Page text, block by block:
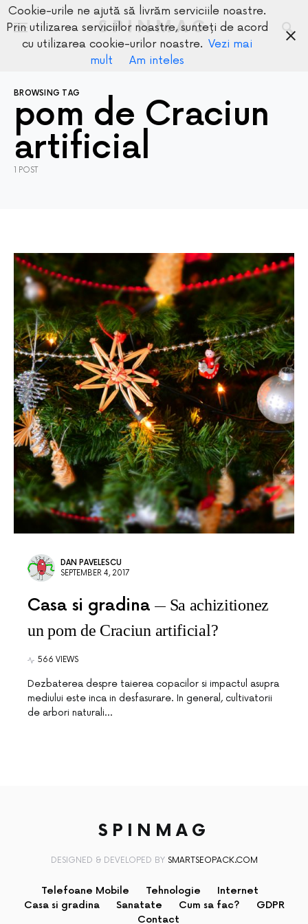
SPINMAG
BROWSING TAG
pom de Craciun
artificial
1 POST
DAN PAVELESCU
SEPTEMBER 4, 2017
Casa si gradina
Sa achizitionez
un pom de Craciun artificial?
566 VIEWS
Dezbaterea despre taierea copacilor si impactul asupra
mediului este inca in desfasurare. In general, cultivatorii
de arbori naturali…
SPINMAG
DESIGNED & DEVELOPED BY SMARTSEOPACK.COM
Telefoane Mobile Tehnologie
Internet
Casa si gradina
Sanatate Cum sa fac?
GDPR
Contact
Cookie-urile ne ajută să livrăm serviciile noastre.
Prin utilizarea serviciilor noastre, sunteți de acord
cu utilizarea cookie-urilor noastre. Vezi mai
mult
Am inteles